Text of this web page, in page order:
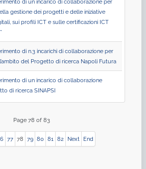
di un incarico di collaborazione per
gestione dei progetti e delle iniziative
sui profili ICT e sulle certificazioni ICT
di n.3 incarichi di collaborazione per
del Progetto di ricerca Napoli Futura
di un incarico di collaborazione
di ricerca SINAPSI
Page 78 of 83
77 78 79 80 81 82 Next End